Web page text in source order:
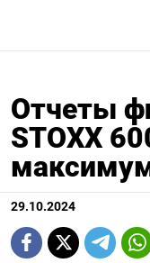
Отчеты
STOXX
29.10.2024